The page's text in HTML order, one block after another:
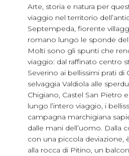
Arte, storia e natura per
viaggio nel territorio
Septempeda, fiorente
romano lungo le sponde
Molti sono gli spunti che
viaggio: dal raffinato centro
Severino ai bellissimi prati di
selvaggia Valdiola alle
Chigiano, Castel San Pietro
lungo l’intero viaggio, i
campagna marchigiana
dalle mani dell’uomo. Dalla
con una piccola deviazione,
alla rocca di Pitino, un